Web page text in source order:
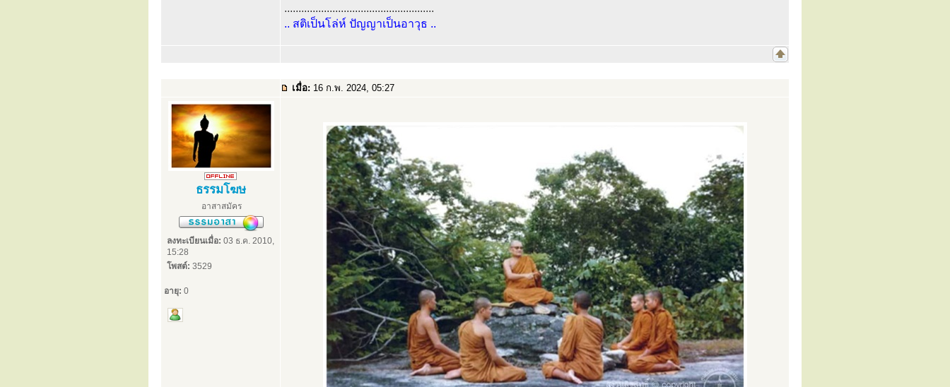
.....................................................
.. สติเป็นโล่ห์ ปัญญาเป็นอาวุธ ..
เมื่อ: 16 ก.พ. 2024, 05:27
ธรรมโฆษ
อาสาสมัคร
ลงทะเบียนเมื่อ: 03 ธ.ค. 2010,
15:28
โพสต์: 3529
อายุ: 0